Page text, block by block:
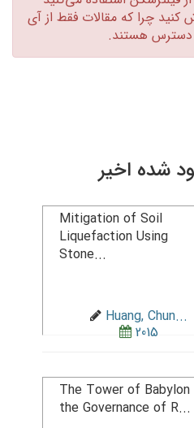
چرا که مقالات فقط از آی
هستند.‏
شده اخیر
Mitigation of Soil
Liquefaction Using
Stone...
Huang,
2015
The Tower of
the Governance of